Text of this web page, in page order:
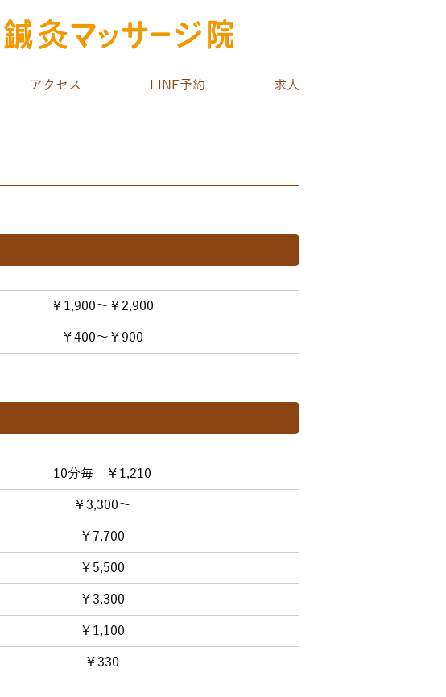
アクセス LINE予約 求人
￥1,900～￥2,900
￥400～￥900
10分毎 ￥1,210
￥3,300～
￥7,700
￥5,500
￥3,300
￥1,100
￥330